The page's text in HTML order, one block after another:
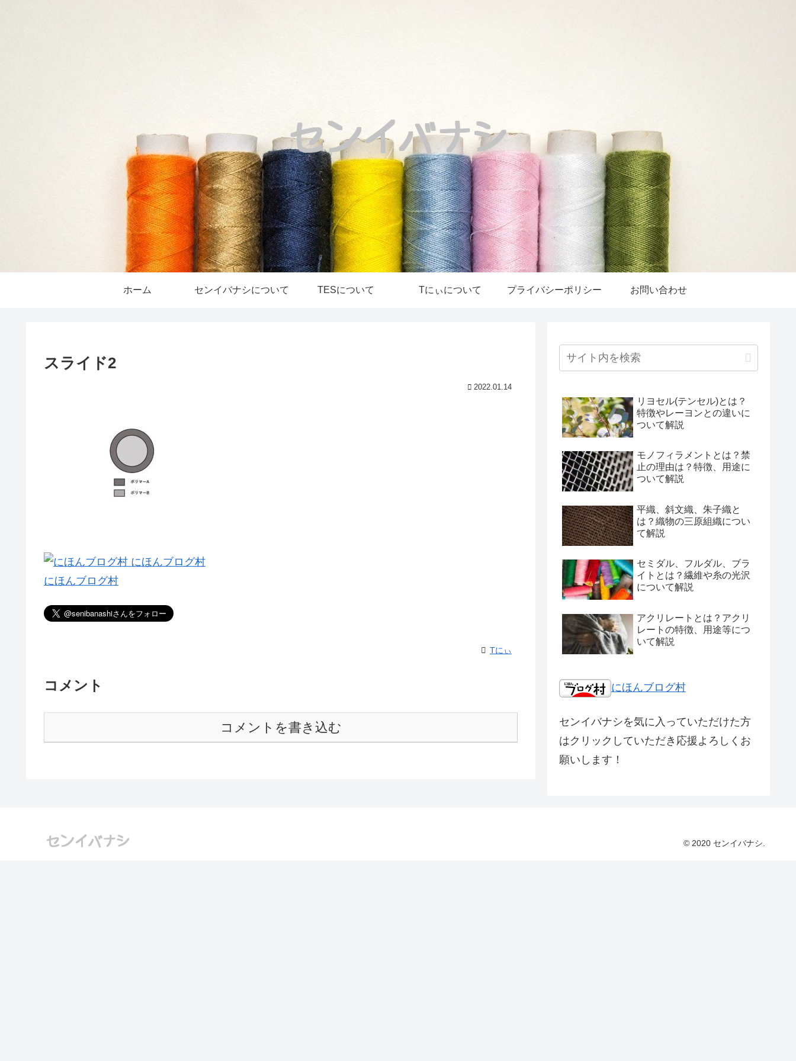
ホーム センイバナシについて TESについて Tにぃについて プライバシーポリシー お問い合わせ
スライド2
2022.01.14
にほんブログ村
Tにぃ
コメント
コメントを書き込む
リヨセル(テンセル)とは？
特徴やレーヨンとの違いに
ついて解説
モノフィラメントとは？禁
止の理由は？特徴、用途に
ついて解説
平織、斜文織、朱子織と
は？織物の三原組織につい
て解説
セミダル、フルダル、ブラ
イトとは？繊維や糸の光沢
について解説
アクリレートとは？アクリ
レートの特徴、用途等につ
いて解説
にほんブログ村
センイバナシを気に入っていただけた方
はクリックしていただき応援よろしくお
願いします！
© 2020 センイバナシ.